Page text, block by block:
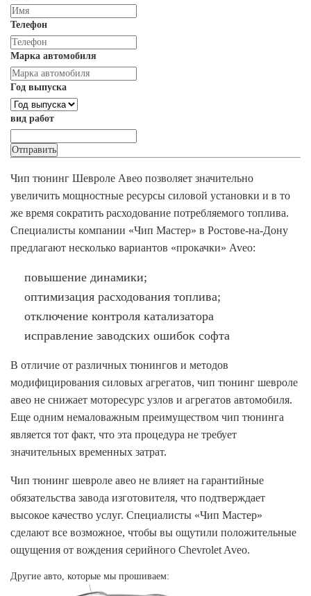
Телефон
Марка автомобиля
Год выпуска
вид работ
Чип тюнинг Шевроле Авео позволяет значительно
увеличить мощностные ресурсы силовой установки и в то
же время сократить расходование потребляемого топлива.
Специалисты компании «Чип Мастер» в Ростове-на-Дону
предлагают несколько вариантов «прокачки» Aveo:
повышение динамики;
оптимизация расходования топлива;
отключение контроля катализатора
исправление заводских ошибок софта
В отличие от различных тюнингов и методов
модифицирования силовых агрегатов, чип тюнинг шевроле
авео не снижает моторесурс узлов и агрегатов автомобиля.
Еще одним немаловажным преимуществом чип тюнинга
является тот факт, что эта процедура не требует
значительных временных затрат.
Чип тюнинг шевроле авео не влияет на гарантийные
обязательства завода изготовителя, что подтверждает
высокое качество услуг. Специалисты «Чип Мастер»
сделают все возможное, чтобы вы ощутили положительные
ощущения от вождения серийного Chevrolet Aveo.
Другие авто, которые мы прошиваем: